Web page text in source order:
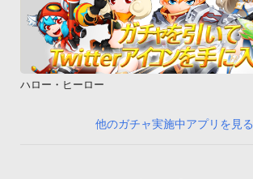
ハロー・ヒーロー
他のガチャ実施中アプリを見る